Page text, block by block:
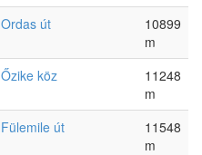
Ordas út
10899
m
Őzike köz
11248
m
Fülemile út
11548
m